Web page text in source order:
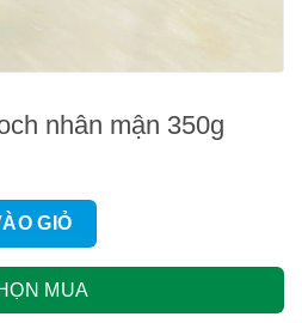
nhân mận 350g
mận 350g số lượng
GIỎ
MUA